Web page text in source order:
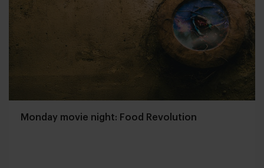
Monday movie night: Food Revolution